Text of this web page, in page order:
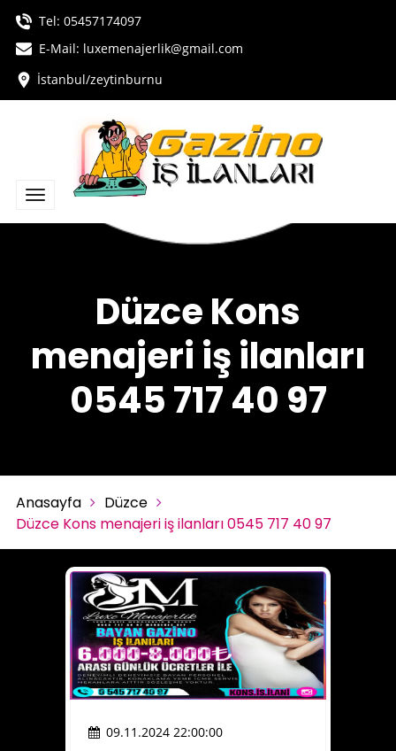
Tel: 05457174097
E-Mail: luxemenajerlik@gmail.com
İstanbul/zeytinburnu
Düzce Kons
menajeri iş ilanları
0545 717 40 97
Anasayfa
Düzce
Düzce Kons menajeri iş ilanları 0545 717 40 97
09.11.2024 22:00:00